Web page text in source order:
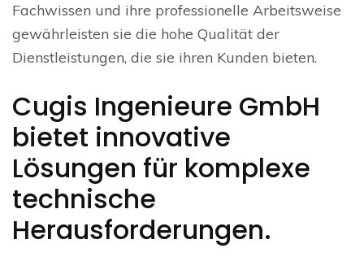
Fachwissen und ihre professionelle Arbeitsweise
gewährleisten sie die hohe Qualität der
Dienstleistungen, die sie ihren Kunden bieten.
Cugis Ingenieure GmbH
bietet innovative
Lösungen für komplexe
technische
Herausforderungen.